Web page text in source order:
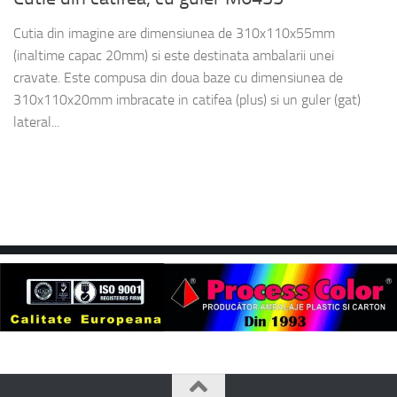
Cutia din imagine are dimensiunea de 310x110x55mm
(inaltime capac 20mm) si este destinata ambalarii unei
cravate. Este compusa din doua baze cu dimensiunea de
310x110x20mm imbracate in catifea (plus) si un guler (gat)
lateral...